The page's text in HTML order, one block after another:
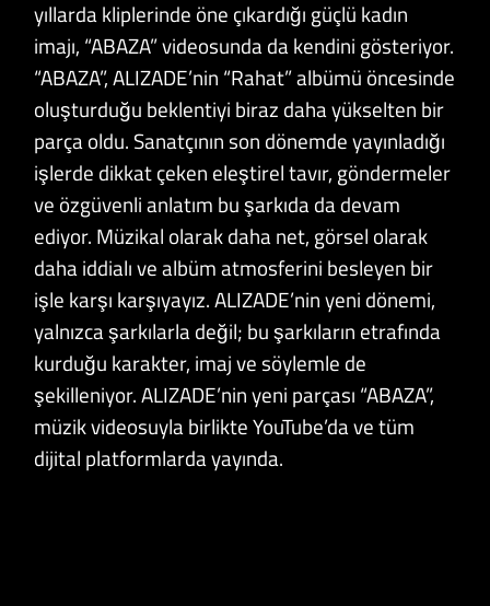
yıllarda kliplerinde öne çıkardığı güçlü kadın
imajı, “ABAZA” videosunda da kendini gösteriyor.
“ABAZA”, ALIZADE’nin “Rahat” albümü öncesinde
oluşturduğu beklentiyi biraz daha yükselten bir
parça oldu. Sanatçının son dönemde yayınladığı
işlerde dikkat çeken eleştirel tavır, göndermeler
ve özgüvenli anlatım bu şarkıda da devam
ediyor. Müzikal olarak daha net, görsel olarak
daha iddialı ve albüm atmosferini besleyen bir
işle karşı karşıyayız. ALIZADE’nin yeni dönemi,
yalnızca şarkılarla değil; bu şarkıların etrafında
kurduğu karakter, imaj ve söylemle de
şekilleniyor. ALIZADE’nin yeni parçası “ABAZA”,
müzik videosuyla birlikte YouTube’da ve tüm
dijital platformlarda yayında.